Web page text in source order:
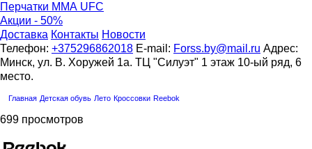
Перчатки ММА UFC
Акции - 50%
Доставка Контакты Новости
Телефон: +375296862018 E-mail: Forss.by@mail.ru Адрес:
Минск, ул. В. Хоружей 1а. ТЦ "Силуэт" 1 этаж 10-ый ряд, 6
место.
Главная Детская обувь Летo Кроссовки Reebok
699 просмотров